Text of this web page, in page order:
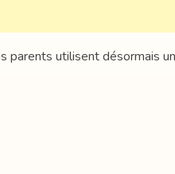
parents utilisent désormais